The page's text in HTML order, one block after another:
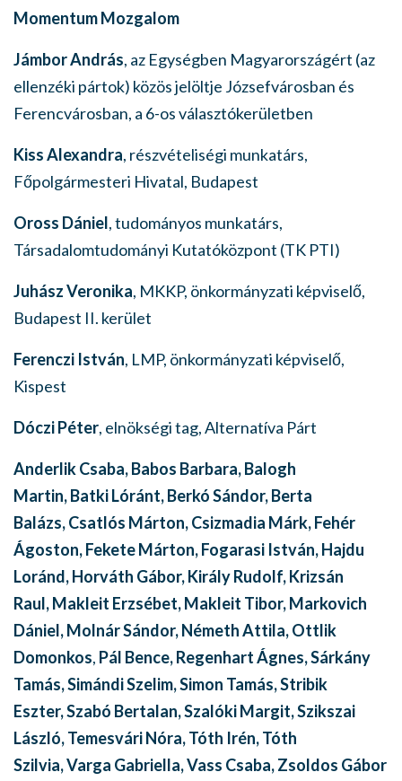
Momentum Mozgalom
Jámbor András, az Egységben Magyarországért (az
ellenzéki pártok) közös jelöltje Józsefvárosban és
Ferencvárosban, a 6-os választókerületben
Kiss Alexandra, részvételiségi munkatárs,
Főpolgármesteri Hivatal, Budapest
Oross Dániel, tudományos munkatárs,
Társadalomtudományi Kutatóközpont (TK PTI)
Juhász Veronika, MKKP, önkormányzati képviselő,
Budapest II. kerület
Ferenczi István, LMP, önkormányzati képviselő,
Kispest
Dóczi Péter, elnökségi tag, Alternatíva Párt
Anderlik Csaba,Babos Barbara,Balogh
Martin,Batki Lóránt,Berkó Sándor,Berta
Balázs,Csatlós Márton,Csizmadia Márk,Fehér
Ágoston,Fekete Márton,Fogarasi István,Hajdu
Loránd,Horváth Gábor,Király Rudolf,Krizsán
Raul,Makleit Erzsébet,Makleit Tibor,Markovich
Dániel,Molnár Sándor,Németh Attila, Ottlik
Domonkos, Pál Bence,Regenhart Ágnes,Sárkány
Tamás,Simándi Szelim,Simon Tamás,Stribik
Eszter,Szabó Bertalan,Szalóki Margit,Szikszai
László,Temesvári Nóra,Tóth Irén,Tóth
Szilvia,Varga Gabriella,Vass Csaba,Zsoldos Gábor